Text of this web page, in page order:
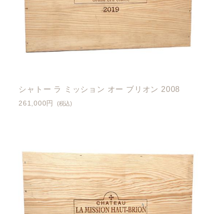
シャトー ラ ミッション オー ブリオン 2008
261,000円 (税込)